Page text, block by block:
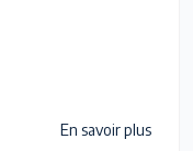
En savoir plus